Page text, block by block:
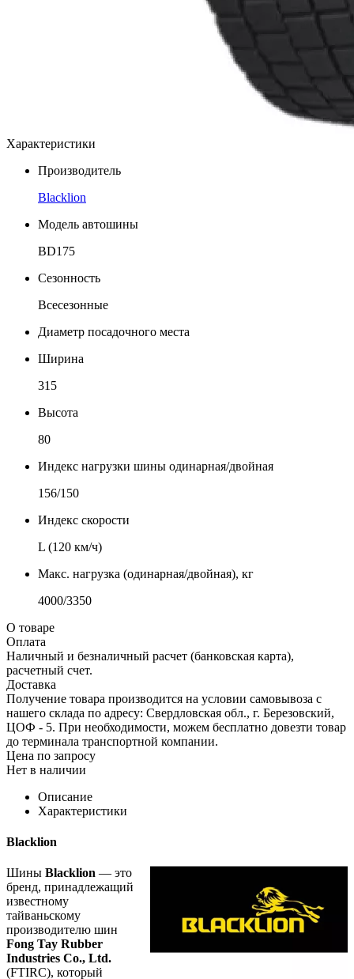
Характеристики
Производитель
Blacklion
Модель автошины
BD175
Сезонность
Всесезонные
Диаметр посадочного места
Ширина
315
Высота
80
Индекс нагрузки шины одинарная/двойная
156/150
Индекс скорости
L (120 км/ч)
Макс. нагрузка (одинарная/двойная), кг
4000/3350
О товаре
Оплата
Наличный и безналичный расчет (банковская карта),
расчетный счет.
Доставка
Получение товара производится на условии самовывоза с
нашего склада по адресу: Свердловская обл., г. Березовский,
ЦОФ - 5. При необходимости, можем бесплатно довезти товар
до терминала транспортной компании.
Цена по запросу
Нет в наличии
Описание
Характеристики
Blacklion
Шины Blacklion — это
бренд, принадлежащий
известному
тайваньскому
производителю шин
Fong Tay Rubber
Industries Co., Ltd.
(FTIRC), который